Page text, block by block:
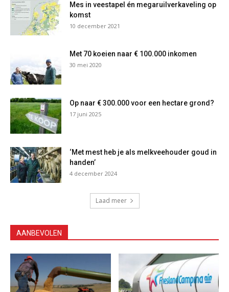
Mes in veestapel én megaruilverkaveling op
komst
10 december 2021
Met 70 koeien naar € 100.000 inkomen
30 mei 2020
Op naar € 300.000 voor een hectare grond?
17 juni 2025
‘Met mest heb je als melkveehouder goud in
handen’
4 december 2024
Laad meer
AANBEVOLEN